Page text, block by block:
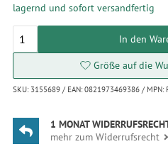
lagernd und sofort versandfertig
In den
Größe auf die
SKU: 3155689 / EAN: 0821973469386 / MPN:
1 MONAT
mehr zum Widerrufsrecht